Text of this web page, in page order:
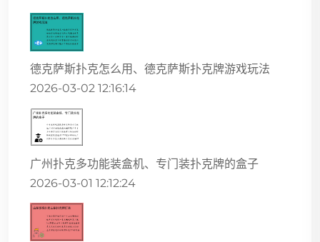
德克萨斯扑克怎么用、德克萨斯扑克牌游戏玩法
2026-03-02 12:16:14
广州扑克多功能装盒机、专门装扑克牌的盒子
2026-03-01 12:12:24